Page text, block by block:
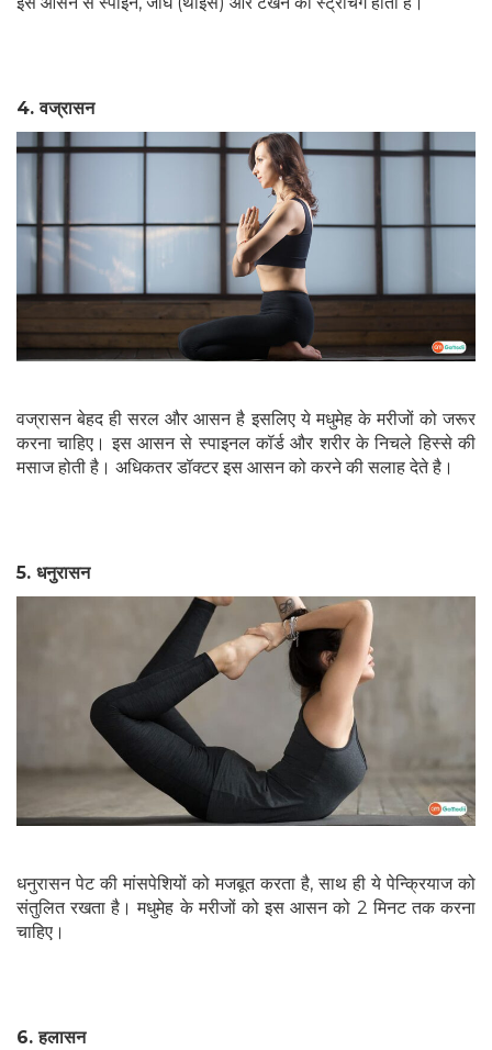
4.वज्रासन
वज्रासन बेहद ही सरल और आसन है इसलिए ये मधुमेह के मरीजों को जरूर
करना चाहिए। इस आसन से स्पाइनल कॉर्ड और शरीर के निचले हिस्से की
मसाज होती है। अधिकतर डॉक्टर इस आसन को करने की सलाह देते है।
5. धनुरासन
धनुरासन पेट की मांसपेशियों को मजबूत करता है, साथ ही ये पेन्क्रियाज को
संतुलित रखता है। मधुमेह के मरीजों को इस आसन को 2 मिनट तक करना
चाहिए।
6.हलासन